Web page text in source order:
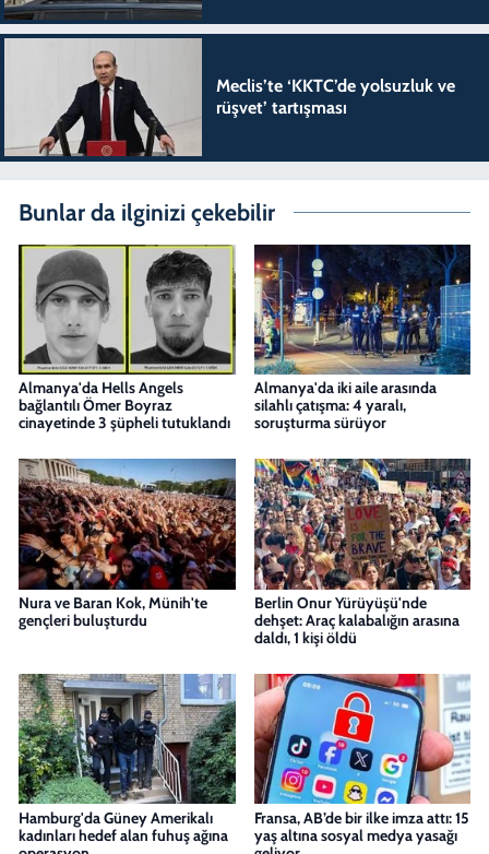
Meclis’te ‘KKTC’de yolsuzluk ve
rüşvet’ tartışması
Bunlar da ilginizi çekebilir
Almanya'da Hells Angels
bağlantılı Ömer Boyraz
cinayetinde 3 şüpheli tutuklandı
Almanya'da iki aile arasında
silahlı çatışma: 4 yaralı,
soruşturma sürüyor
Nura ve Baran Kok, Münih'te
gençleri buluşturdu
Berlin Onur Yürüyüşü'nde
dehşet: Araç kalabalığın arasına
daldı, 1 kişi öldü
Hamburg'da Güney Amerikalı
kadınları hedef alan fuhuş ağına
Fransa, AB’de bir ilke imza attı: 15
yaş altına sosyal medya yasağı